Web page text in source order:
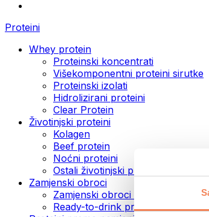
Proteini
Whey protein
Proteinski koncentrati
Višekomponentni proteini sirutke
Proteinski izolati
Hidrolizirani proteini
Clear Protein
Životinjski proteini
Kolagen
Beef protein
Noćni proteini
Ostali životinjski proteini
Zamjenski obroci
Zamjenski obroci u prahu
Ready-to-drink proteinski napici